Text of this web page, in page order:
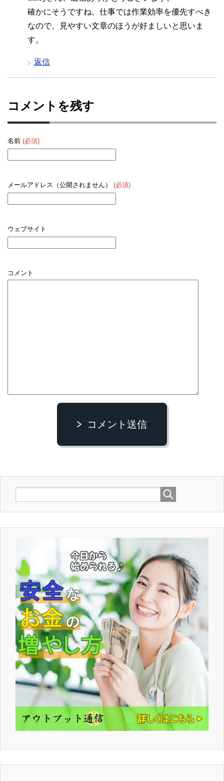
確かにそうですね。仕事では作業効率を優先すべき
なので、見やすい文章のほうが好ましいと思いま
す。
返信
コメントを残す
名前 (必須)
メールアドレス（公開されません） (必須)
ウェブサイト
コメント
コメント送信